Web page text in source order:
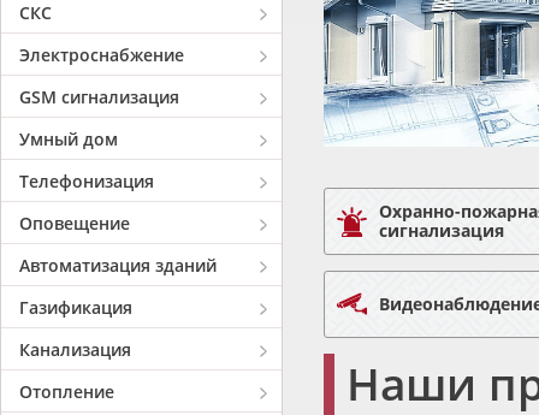
СКС
Электроснабжение
GSM сигнализация
Умный дом
Телефонизация
Оповещение
Автоматизация зданий
Газификация
Канализация
Отопление
Охранно-
сигнализация
Наши